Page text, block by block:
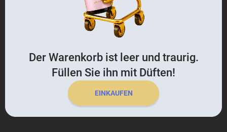
Der Warenkorb ist leer und traurig.
Füllen Sie ihn mit Düften!
EINKAUFEN